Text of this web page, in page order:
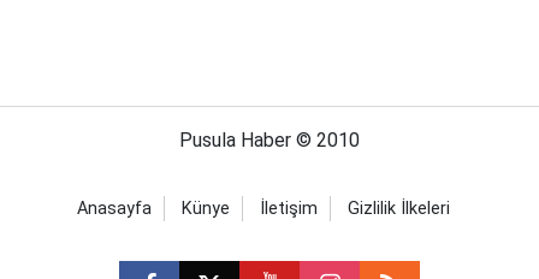
Pusula Haber © 2010
Anasayfa Künye İletişim Gizlilik İlkeleri